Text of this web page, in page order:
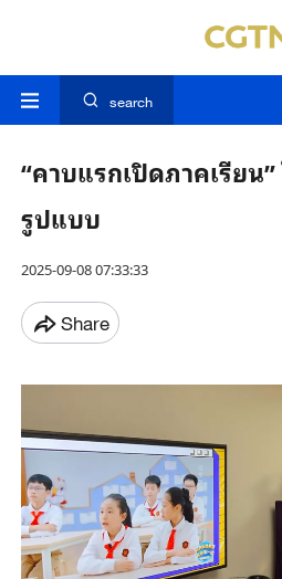
search
“คาบแรกเปิดภาคเรียน
รูปแบบ
2025-09-08 07:33:33
Share